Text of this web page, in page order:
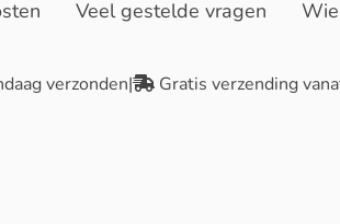
Veel gestelde vragen
verzonden| Gratis verzending